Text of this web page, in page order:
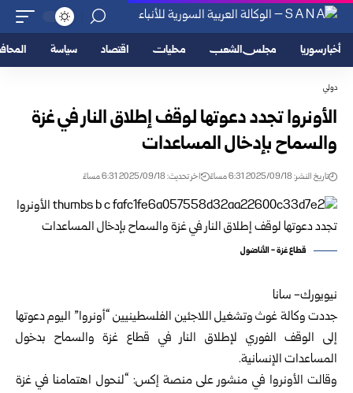
أخبار سوريا مجلس الشعب محليات اقتصاد سياسة
دولي
الأونروا تجدد دعوتها لوقف إطلاق النار في غزة
والسماح بإدخال المساعدات
تاريخ النشر: 2025/09/18 6:31 مساءً اخر تحديث: 2025/09/18 6:31 مساءً
قطاع غزة - الأناضول
نيويورك- سانا
جددت وكالة غوث وتشغيل اللاجئين الفلسطينيين “أونروا” اليوم دعوتها
إلى الوقف الفوري لإطلاق النار في قطاع غزة والسماح بدخول
المساعدات الإنسانية.
وقالت الأونروا في منشور على منصة إكس: “لنحول اهتمامنا في غزة